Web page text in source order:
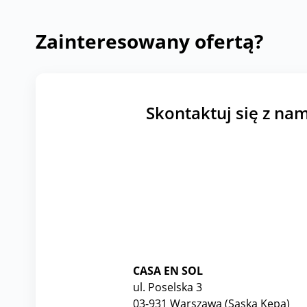
Zainteresowany ofertą?
Skontaktuj się z
CASA EN SOL
ul. Poselska 3
03-931 Warszawa (Saska Kępa)